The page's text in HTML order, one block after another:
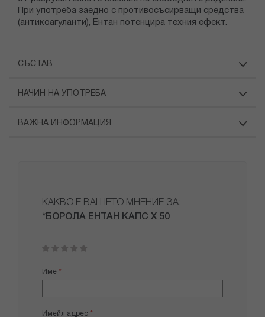
При употреба заедно с противосъсирващи средства
(антикоагуланти), Ентан потенцира техния ефект.
СЪСТАВ
НАЧИН НА УПОТРЕБА
ВАЖНА ИНФОРМАЦИЯ
КАКВО Е ВАШЕТО МНЕНИЕ ЗА:
*БОРОЛА ЕНТАН КАПС Х 50
star
stars
stars
stars
stars
Име
Имейл адрес